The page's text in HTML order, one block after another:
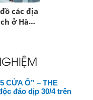
các địa
ở Hà
CỬA Ô” – THE
đáo dịp 30/4 trên